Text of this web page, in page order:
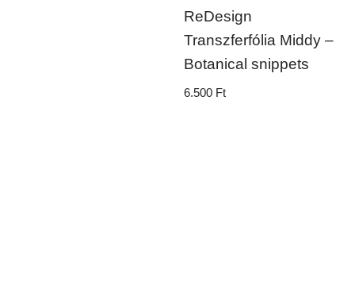
ReDesign
Transzferfólia Middy –
Botanical snippets
6.500 Ft